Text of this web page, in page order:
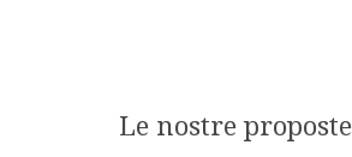
Le nostre proposte